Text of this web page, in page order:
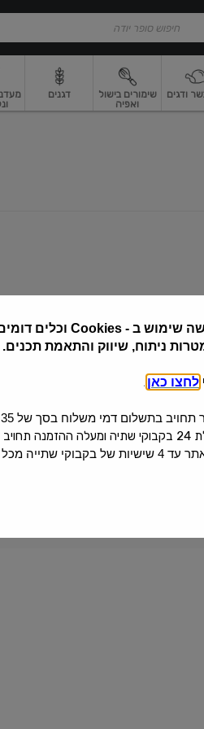
ודגים
שימורים בישול
ואפיה
דגנים
פיצוחים, אגוזים וגרעיניםביצים
שימוש ב Cookies -וכלים
ניתוח, שיווק והתאמת
לחצו כאן .
בתשלום דמי משלוח בסך של 35 ש"ח להזמנה.
35 ש"ח.
מכל סוג שהוא.